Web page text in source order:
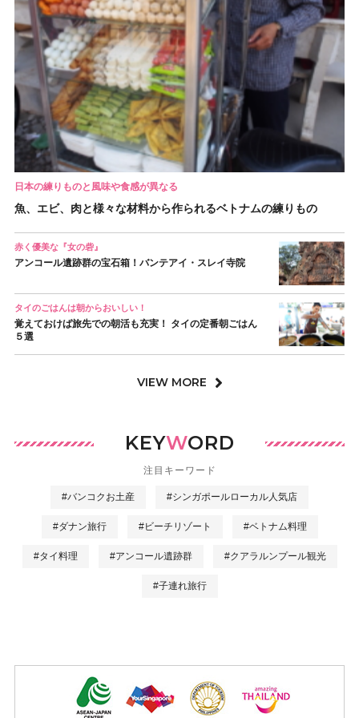
日本の練りものと風味や食感が異なる
魚、エビ、肉と様々な材料から作られるベトナムの練りもの
赤く優美な『女の砦』
アンコール遺跡群の宝石箱！バンテアイ・スレイ寺院
タイのごはんは朝からおいしい！
覚えておけば旅先での朝活も充実！ タイの定番朝ごはん
５選
VIEW MORE
KEYWORD
注目キーワード
#バンコクお土産 #シンガポールローカル人気店
#ダナン旅行 #ビーチリゾート #ベトナム料理
#タイ料理 #アンコール遺跡群 #クアラルンプール観光
#子連れ旅行